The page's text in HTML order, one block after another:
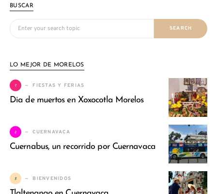
BUSCAR
Search for:
SEARCH
LO MEJOR DE MORELOS
1 FIESTAS Y FERIAS
Dia de muertos en Xoxocotla Morelos
2 CUERNAVACA
Cuernabus, un recorrido por Cuernavaca
3 BIENVENIDOS